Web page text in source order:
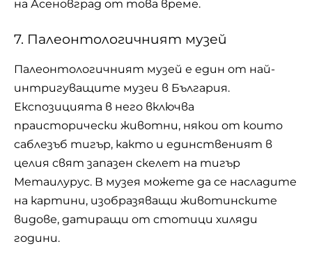
на Асеновград от това време.
7. Палеонтологичният музей
Палеонтологичният музей е един от най-
интригуващите музеи в България.
Експозицията в него включва
праисторически животни, някои от които
саблезъб тигър, както и единственият в
целия свят запазен скелет на тигър
Метаилурус. В музея можете да се насладите
на картини, изобразяващи животинските
видове, датиращи от стотици хиляди
години.